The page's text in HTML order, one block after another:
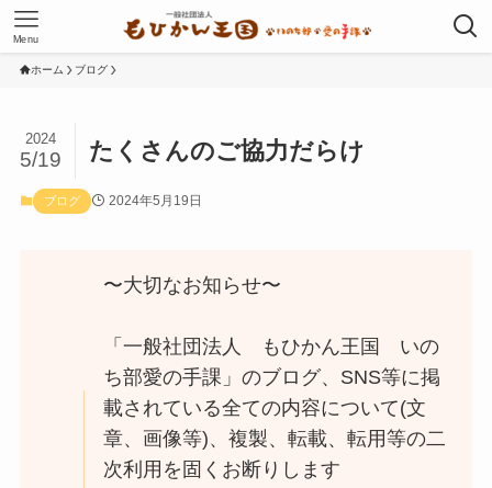
Menu
ホーム ブログ
たくさんのご協力だらけ
2024
5/19
ブログ 2024年5月19日
〜大切なお知らせ〜
「一般社団法人 もひかん王国 いの
ち部愛の手課」のブログ、SNS等に掲
載されている全ての内容について(文
章、画像等)、複製、転載、転用等の二
次利用を固くお断りします